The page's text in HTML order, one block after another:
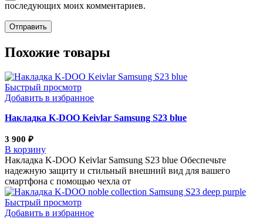
последующих моих комментариев.
Похожие товары
Быстрый просмотр
Добавить в избранное
Накладка K-DOO Keivlar Samsung S23 blue
3 900 ₽
В корзину
Накладка K-DOO Keivlar Samsung S23 blue Обеспечьте
надежную защиту и стильный внешний вид для вашего
смартфона с помощью чехла от
Быстрый просмотр
Добавить в избранное